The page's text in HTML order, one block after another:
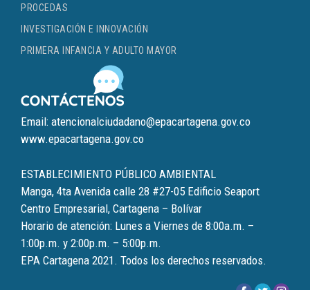
PROCEDAS
INVESTIGACIÓN E INNOVACIÓN
PRIMERA INFANCIA Y ADULTO MAYOR
Email: atencionalciudadano@epacartagena.gov.co
www.epacartagena.gov.co
ESTABLECIMIENTO PÚBLICO AMBIENTAL
Manga, 4ta Avenida calle 28 #27-05 Edificio Seaport
Centro Empresarial, Cartagena – Bolívar
Horario de atención: Lunes a Viernes de 8:00a.m. –
1:00p.m. y 2:00p.m. – 5:00p.m.
EPA Cartagena 2021. Todos los derechos reservados.